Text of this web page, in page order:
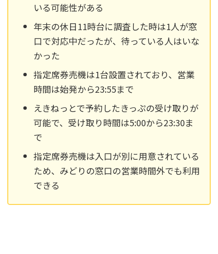
いる可能性がある
年末の休日11時台に調査した時は1人が窓
口で対応中だったが、待っている人はいな
かった
指定席券売機は1台設置されており、営業
時間は始発から23:55まで
えきねっとで予約したきっぷの受け取りが
可能で、受け取り時間は5:00から23:30ま
で
指定席券売機は入口が別に用意されている
ため、みどりの窓口の営業時間外でも利用
できる